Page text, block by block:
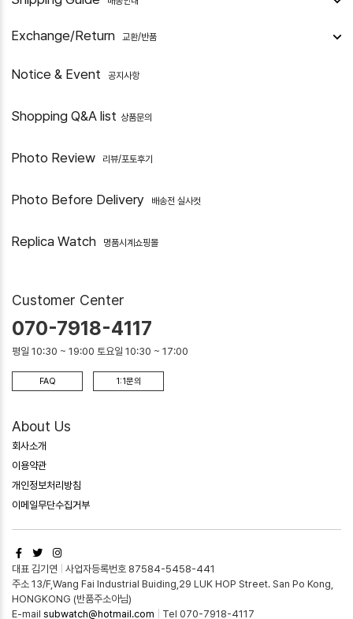
Exchange/Return 교환/반품
Notice & Event 공지사항
Shopping Q&A list 상품문의
Photo Review 리뷰/포토후기
Photo Before Delivery 배송전 실사컷
Replica Watch 명품시계쇼핑몰
Customer Center
070-7918-4117
평일 10:30 ~ 19:00 토요일 10:30 ~ 17:00
FAQ 1:1문의
About Us
회사소개
이용약관
개인정보처리방침
이메일무단수집거부
대표 김기연
사업자등록번호 87584-5458-441
주소 13/F,Wang Fai Industrial Buiding,29 LUK HOP Street. San Po Kong,
HONGKONG (반품주소아님)
E-mail subwatch@hotmail.com Tel 070-7918-4117